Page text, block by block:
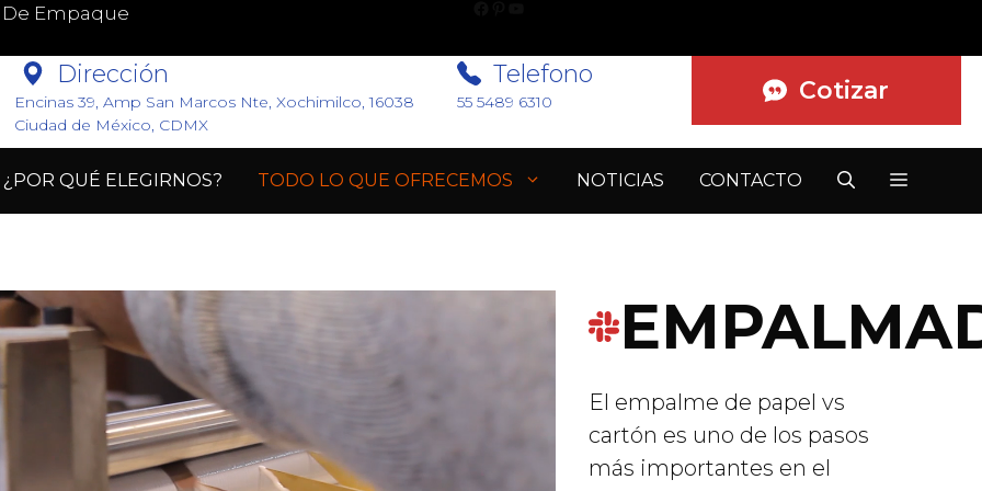
De Empaque
Dirección
Encinas 39, Amp San Marcos Nte, Xochimilco, 16038
Ciudad de México, CDMX
Telefono
55 5489 6310 Cotizar
¿POR QUÉ ELEGIRNOS? TODO LO QUE OFRECEMOS NOTICIAS CONTACTO
El empalme de papel vs
cartón es uno de los pasos
más importantes en el